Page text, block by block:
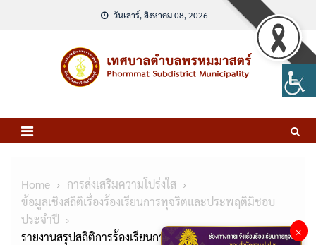
วันเสาร์, สิงหาคม 08, 2026
Home
การส่งเสริมความโปร่งใส
ข้อมูลเชิงสถิติเรื่องร้องเรียนการทุจริตและประพฤติมิชอบ
ประจำปี
รายงานสรุปสถิติการร้องเรียนการทุจริตและประพฤติมิชอบ
×